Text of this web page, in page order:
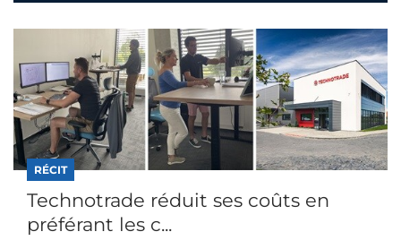
RÉCIT
Technotrade réduit ses coûts en
préférant les c...